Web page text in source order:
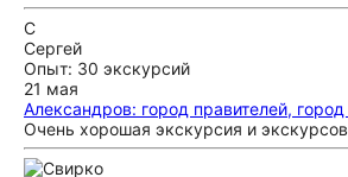
С
Сергей
Опыт: 30 экскурсий
21 мая
Александров: город правителей, город
Очень хорошая экскурсия и